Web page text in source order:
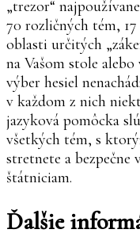
„trezor“
70 rozličných tém,
oblasti určitých
na Vašom stole
výber hesiel
v každom z nich
jazyková pomôcka
všetkých tém, s
stretnete a bezpečne
štátniciam.
Ďalšie